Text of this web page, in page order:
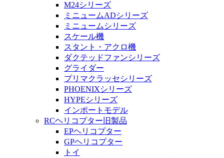
M24シリーズ
ミニュームADシリーズ
ミニュームシリーズ
スケール機
スタント・アクロ機
ダクテッドファンシリーズ
グライダー
プリマクラッセシリーズ
PHOENIXシリーズ
HYPEシリーズ
インポートモデル
RCヘリコプター旧製品
EPヘリコプター
GPヘリコプター
トイ